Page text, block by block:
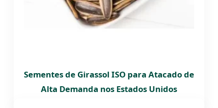
Sementes de Girassol ISO para Atacado de
Alta Demanda nos Estados Unidos